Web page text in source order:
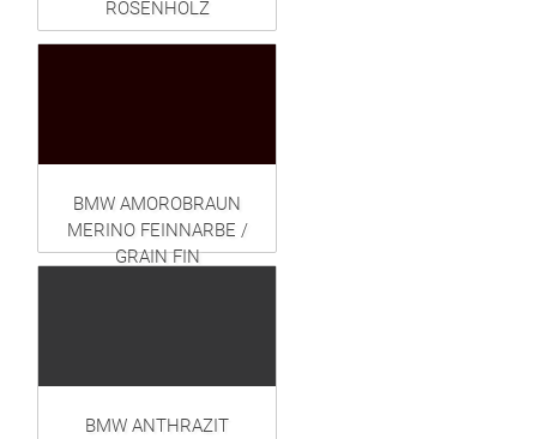
ROSENHOLZ
BMW AMOROBRAUN
MERINO FEINNARBE /
GRAIN FIN
BMW ANTHRAZIT